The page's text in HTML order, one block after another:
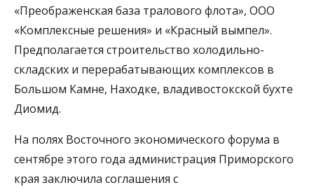
«Преображенская база тралового флота», ООО
«Комплексные решения» и «Красный вымпел».
Предполагается строительство холодильно-
складских и перерабатывающих комплексов в
Большом Камне, Находке, владивостокской бухте
Диомид.
На полях Восточного экономического форума в
сентябре этого года администрация Приморского
края заключила соглашения с